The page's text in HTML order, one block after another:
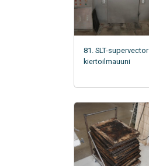
81. SLT-supervector
kiertoilmauuni